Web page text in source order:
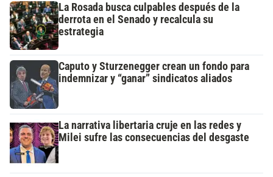
La Rosada busca culpables después de la
derrota en el Senado y recalcula su
estrategia
Caputo y Sturzenegger crean un fondo para
indemnizar y “ganar” sindicatos aliados
La narrativa libertaria cruje en las redes y
Milei sufre las consecuencias del desgaste